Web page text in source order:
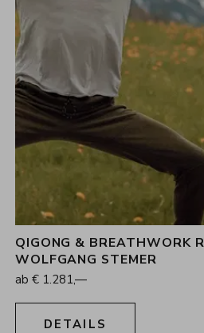
3Nächte
QIGONG & BREATHWORK
WOLFGANG STEMER
ab € 1.281,—
DETAILS